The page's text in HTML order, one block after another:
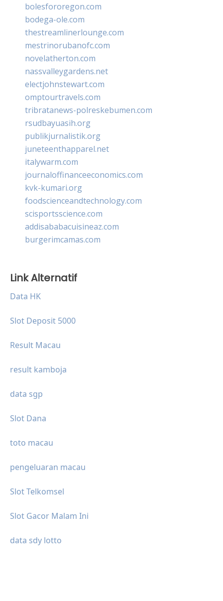
bolesfororegon.com
bodega-ole.com
thestreamlinerlounge.com
mestrinorubanofc.com
novelatherton.com
nassvalleygardens.net
electjohnstewart.com
omptourtravels.com
tribratanews-polreskebumen.com
rsudbayuasih.org
publikjurnalistik.org
juneteenthapparel.net
italywarm.com
journaloffinanceeconomics.com
kvk-kumari.org
foodscienceandtechnology.com
scisportsscience.com
addisababacuisineaz.com
burgerimcamas.com
Link Alternatif
Data HK
Slot Deposit 5000
Result Macau
result kamboja
data sgp
Slot Dana
toto macau
pengeluaran macau
Slot Telkomsel
Slot Gacor Malam Ini
data sdy lotto